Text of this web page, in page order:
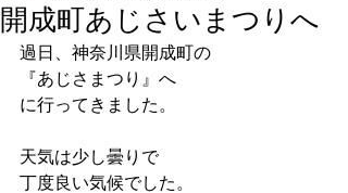
開成町あじさいまつりへ
過日、神奈川県開成町の
『あじさまつり』へ
に行ってきました。
天気は少し曇りで
丁度良い気候でした。